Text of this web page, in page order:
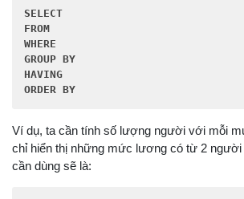
SELECT
FROM
WHERE
GROUP BY
HAVING
ORDER BY
Ví dụ, ta cần tính số lượng người với mỗi
chỉ hiển thị những mức lương có từ 2 người
cần dùng sẽ là: